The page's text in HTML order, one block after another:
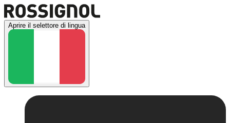
Aprire il selettore di lingua